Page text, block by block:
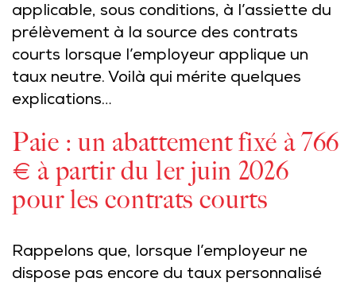
applicable, sous conditions, à l’assiette du
prélèvement à la source des contrats
courts lorsque l’employeur applique un
taux neutre. Voilà qui mérite quelques
explications…
Paie : un abattement fixé à 766
€ à partir du 1er juin 2026
pour les contrats courts
Rappelons que, lorsque l’employeur ne
dispose pas encore du taux personnalisé